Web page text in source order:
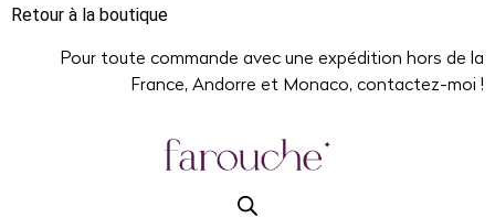
Retour à la boutique
Pour toute commande avec une expédition hors de la
France, Andorre et Monaco, contactez-moi !